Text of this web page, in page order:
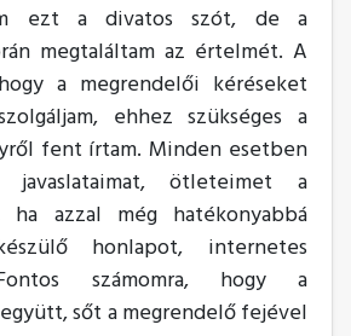
ezt a divatos szót, de a
megtaláltam az értelmét. A
a megrendelői kéréseket
ehhez szükséges a
fent írtam. Minden esetben
javaslataimat, ötleteimet a
ha azzal még hatékonyabbá
honlapot, internetes
számomra, hogy a
sőt a megrendelő fejével